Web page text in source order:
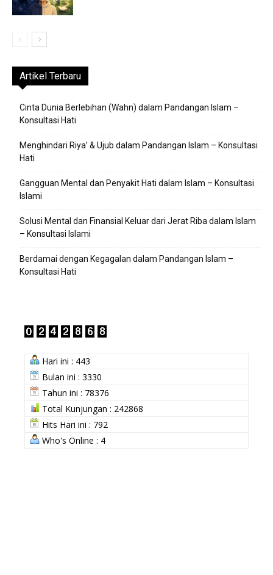
Artikel Terbaru
Cinta Dunia Berlebihan (Wahn) dalam Pandangan Islam –
Konsultasi Hati
Menghindari Riya’ & Ujub dalam Pandangan Islam – Konsultasi
Hati
Gangguan Mental dan Penyakit Hati dalam Islam – Konsultasi
Islami
Solusi Mental dan Finansial Keluar dari Jerat Riba dalam Islam
– Konsultasi Islami
Berdamai dengan Kegagalan dalam Pandangan Islam –
Konsultasi Hati
Hari ini : 443
Bulan ini : 3330
Tahun ini : 78376
Total Kunjungan : 242868
Hits Hari ini : 792
Who's Online : 4